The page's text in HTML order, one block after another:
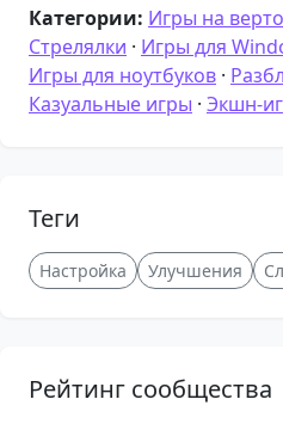
Категории: Игры на
Стрелялки · Игры для
Игры для ноутбуков ·
Казуальные игры · Экшн-
Теги
Настройка Улучшения
Рейтинг сообщества